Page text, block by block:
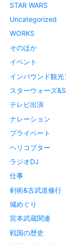
STAR WARS
Uncategorized
WORKS
そのほか
イベント
インバウンド観
スターウォーズ
テレビ出演
ナレーション
プライベート
ヘリコプター
ラジオDJ
仕事
剣術&古武道修行
城めぐり
宮本武蔵関連
戦国の歴史